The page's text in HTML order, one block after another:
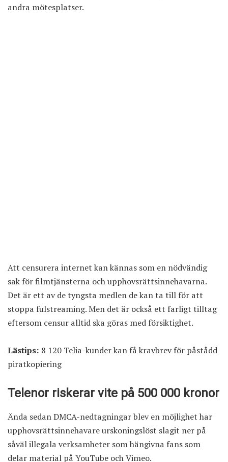
andra mötesplatser.
Att censurera internet kan kännas som en nödvändig
sak för filmtjänsterna och upphovsrättsinnehavarna.
Det är ett av de tyngsta medlen de kan ta till för att
stoppa fulstreaming. Men det är också ett farligt tilltag
eftersom censur alltid ska göras med försiktighet.
Lästips: 8 120 Telia-kunder kan få kravbrev för påstådd
piratkopiering
Telenor riskerar vite på 500 000 kronor
Ända sedan DMCA-nedtagningar blev en möjlighet har
upphovsrättsinnehavare urskoningslöst slagit ner på
såväl illegala verksamheter som hängivna fans som
delar material på YouTube och Vimeo.